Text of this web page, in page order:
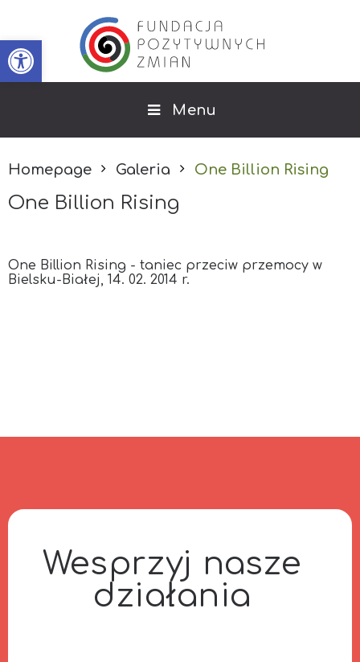
Open toolbar
Menu
Homepage Galeria One Billion Rising
One Billion Rising
One Billion Rising - taniec przeciw przemocy w
Bielsku-Białej, 14. 02. 2014 r.
Wesprzyj nasze
działania